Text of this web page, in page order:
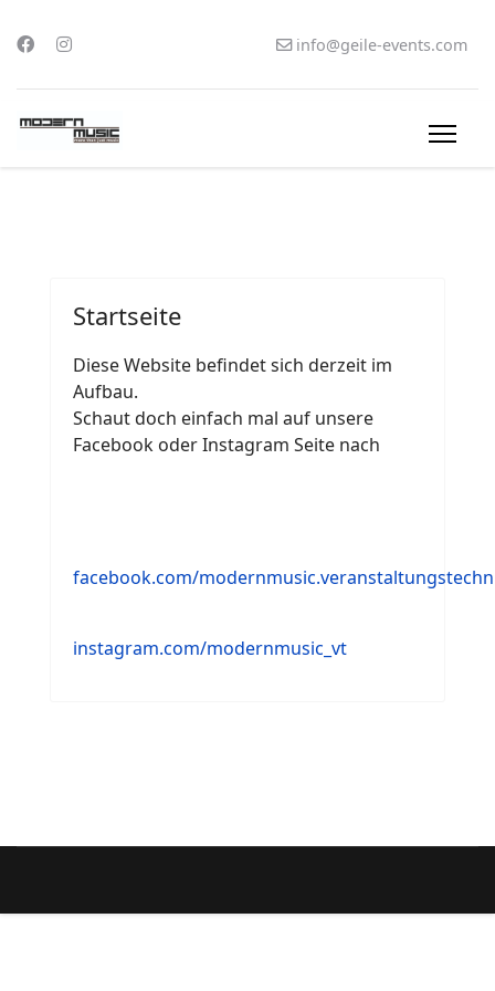
info@geile-events.com
Startseite
Diese Website befindet sich derzeit im
Aufbau.
Schaut doch einfach mal auf unsere
Facebook oder Instagram Seite nach
facebook.com/
instagram.com/modernmusic_vt